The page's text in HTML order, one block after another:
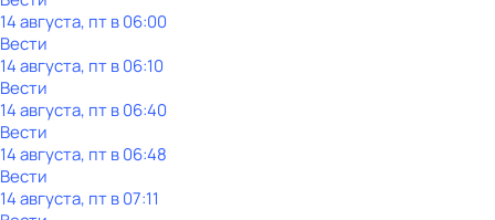
14 августа, пт в 06:00
Вести
14 августа, пт в 06:10
Вести
14 августа, пт в 06:40
Вести
14 августа, пт в 06:48
Вести
14 августа, пт в 07:11